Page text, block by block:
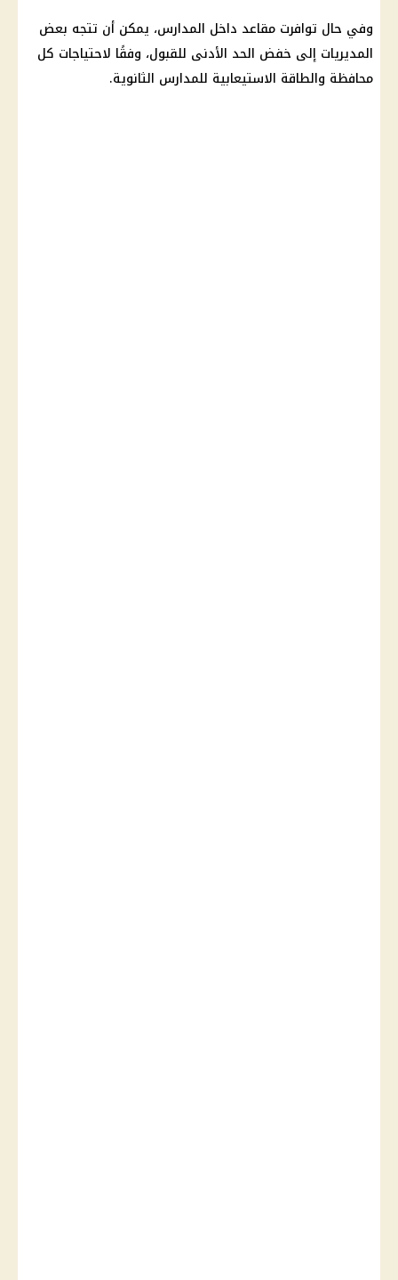
وفي حال توافرت مقاعد داخل المدارس، يمكن أن تتجه بعض
المديريات إلى خفض الحد الأدنى للقبول، وفقًا لاحتياجات كل
محافظة والطاقة الاستيعابية للمدارس الثانوية.